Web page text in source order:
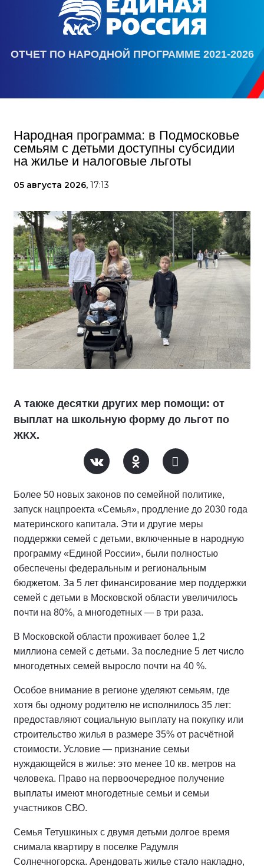
ОТЧЕТ ПО НАРОДНОЙ ПРОГРАММЕ 2021-2026
Народная программа: в Подмосковье
семьям с детьми доступны субсидии
на жилье и налоговые льготы
05 августа 2026, 17:13
А также десятки других мер помощи: от
выплат на школьную форму до льгот по
ЖКХ.
Более 50 новых законов по семейной политике,
запуск нацпроекта «Семья», продление до 2030 года
материнского капитала. Эти и другие меры
поддержки семей с детьми, включенные в народную
программу «Единой России», были полностью
обеспечены федеральным и региональным
бюджетом. За 5 лет финансирование мер поддержки
семей с детьми в Московской области увеличилось
почти на 80%, а многодетных — в три раза.
В Московской области проживает более 1,2
миллиона семей с детьми. За последние 5 лет число
многодетных семей выросло почти на 40 %.
Особое внимание в регионе уделяют семьям, где
хотя бы одному родителю не исполнилось 35 лет:
предоставляют социальную выплату на покупку или
строительство жилья в размере 35% от расчётной
стоимости. Условие — признание семьи
нуждающейся в жилье: это менее 10 кв. метров на
человека. Право на первоочередное получение
выплаты имеют многодетные семьи и семьи
участников СВО.
Семья Тетушкиных с двумя детьми долгое время
снимала квартиру в поселке Радумля
Солнечногорска. Арендовать жилье стало накладно,